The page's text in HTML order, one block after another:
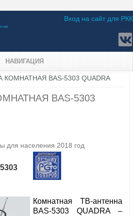
Вход на сайт для РКК
НАВИГАЦИЯ
BAS-5303 QUADRA
BAS-5303
для населения 2018 год
Комнатная ТВ-антенна
BAS-5303 QUADRA –